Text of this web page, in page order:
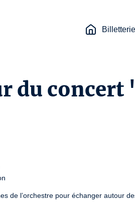
Billetterie
du concert
de l’orchestre pour échanger autour